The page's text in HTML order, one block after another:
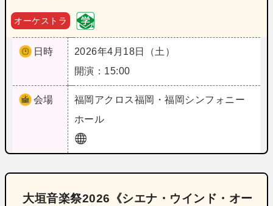
オーケストラ
日時
2026年4月18日（土）
開演：15:00
会場 福岡 アクロス福岡・福岡シンフォニー
ホール
大垣音楽祭2026《シエナ・ウインド・オー